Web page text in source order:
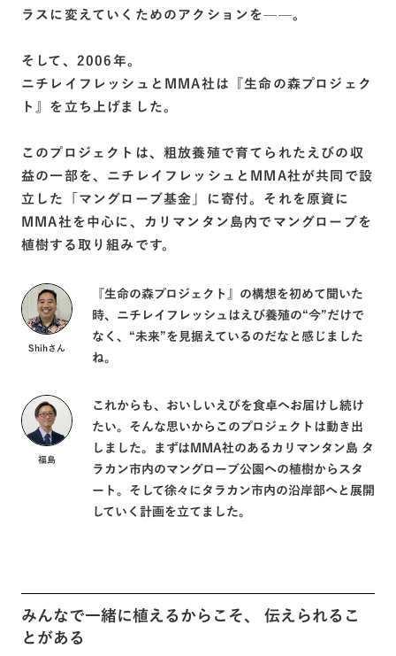
ラスに変えていくためのアクションを——。
そして、2006年。
ニチレイフレッシュとMMA社は『⽣命の森プロジェク
ト』を立ち上げました。
このプロジェクトは、粗放養殖で育てられたえびの収
益の一部を、ニチレイフレッシュとMMA社が共同で設
立した「マングローブ基金」に寄付。それを原資に
MMA社を中心に、カリマンタン島内でマングローブを
植樹する取り組みです。
Shihさん
『⽣命の森プロジェクト』の構想を初めて聞いた
時、ニチレイフレッシュはえび養殖の“今”だけで
なく、“未来”を見据えているのだなと感じました
ね。
福島
これからも、おいしいえびを食卓へお届けし続け
たい。そんな思いからこのプロジェクトは動き出
しました。まずはMMA社のあるカリマンタン島 タ
ラカン市内のマングローブ公園への植樹からスタ
ート。そして徐々にタラカン市内の沿岸部へと展開
していく計画を立てました。
みんなで一緒に植えるからこそ、 伝えられるこ
とがある